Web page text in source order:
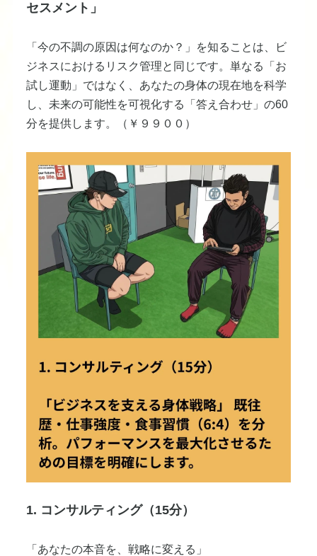
セスメント」
「今の不調の原因は何なのか？」を知ることは、ビ
ジネスにおけるリスク管理と同じです。単なる「お
試し運動」ではなく、あなたの身体の現在地を科学
し、未来の可能性を可視化する「答え合わせ」の60
分を提供します。（￥９９００）
1. コンサルティング（15分）
​「あなたの本音を、戦略に変える」